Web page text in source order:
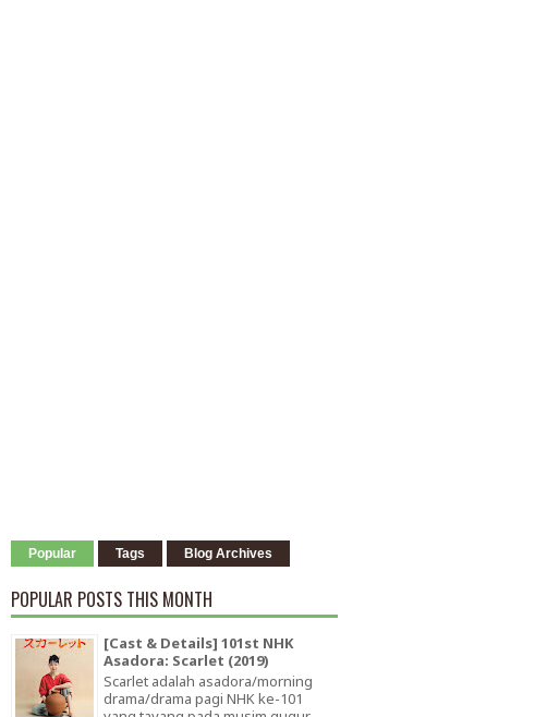
Popular Tags Blog Archives
POPULAR POSTS THIS MONTH
[Cast & Details] 101st NHK
Asadora: Scarlet (2019)
Scarlet adalah asadora/morning
drama/drama pagi NHK ke-101